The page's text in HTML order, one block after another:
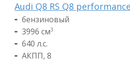
Audi Q8 RS Q8 performance
бензиновый
3996 см3
640 л.с.
АКПП, 8